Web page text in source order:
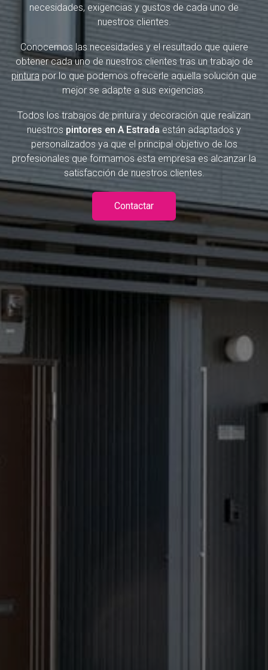
necesidades, exigencias y gustos de cada uno de
nuestros clientes.
Conocemos las necesidades y el resultado que quiere
obtener cada uno de nuestros clientes tras un trabajo de
pintura por lo que podemos ofrecerle aquella solución que
mejor se adapte a sus exigencias.
Todos los trabajos de pintura y decoración que realizan
nuestros pintores en A Estrada están adaptados y
personalizados ya que el principal objetivo de los
profesionales que formamos esta empresa es alcanzar la
satisfacción de nuestros clientes.
Contactar